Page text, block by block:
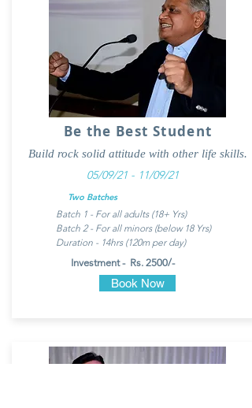
Be the Best Student
Build rock solid attitude with other life skills.
05/09/21 - 11/09/21
Two Batches
Batch 1 - For all adults (18+ Yrs)
Batch 2 - For all minors (below 18 Yrs)
Duration - 14hrs (120m per day)
Investment - Rs. 2500/-
Book Now